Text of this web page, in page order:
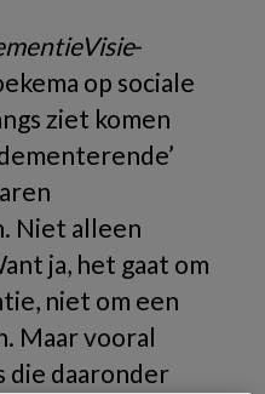
-
op sociale
ziet komen
Niet alleen
ja, het gaat om
niet om een
Maar vooral
die daaronder